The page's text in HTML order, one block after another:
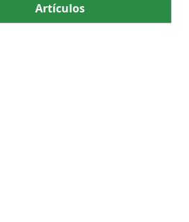
Artículos